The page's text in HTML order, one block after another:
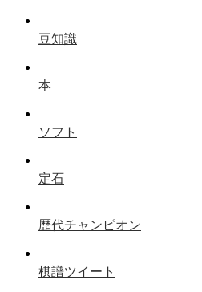
豆知識
本
ソフト
定石
歴代チャンピオン
棋譜ツイート